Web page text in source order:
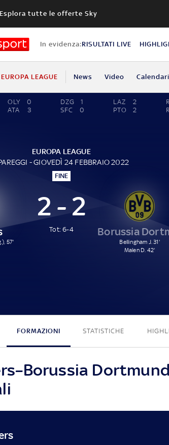
Esplora tutte le offerte Sky
In evidenza:RISULTATI LIVE
EUROPA LEAGUE News Video
OLY
0
ATA
3
DZG
1
SFC
0
LAZ
2
PTO
2
EUROPA LEAGUE
- GIOVEDÌ 24 FEBBRAIO 2022
FINE
57'
2 - 2
Tot: 6-4
Bellingham J. 31'
Malen D. 42'
FORMAZIONI STATISTICHE